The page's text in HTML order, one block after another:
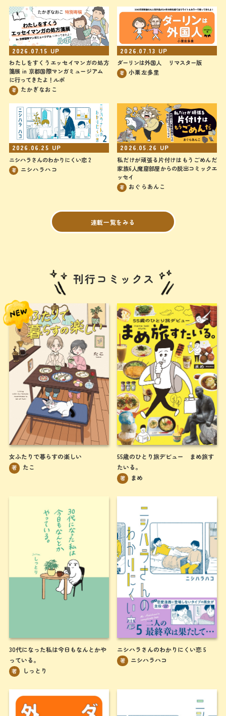
2026.07.15 UP
わたしをすくうエッセイマンガの処方
箋展 in 京都国際マンガミュージアム
に行ってきたよ！ルポ
著 たかぎなおこ
2026.07.13 UP
ダーリンは外国人 リマスター版
著 小栗左多里
2026.06.25 UP
ニシハラさんのわかりにくい恋 2
著 ニシハラハコ
2026.05.26 UP
私だけが頑張る片付けはもうごめんだ
家族6人魔窟部屋からの脱出コミックエ
ッセイ
著 おぐらあんこ
連載一覧をみる
刊行コミックス
女ふたりで暮らすの楽しい
著 たこ
55歳のひとり旅デビュー まめ旅す
たいる。
著 まめ
30代になった私は今日もなんとかや
っている。
著 しっとり
ニシハラさんのわかりにくい恋 5
著 ニシハラハコ